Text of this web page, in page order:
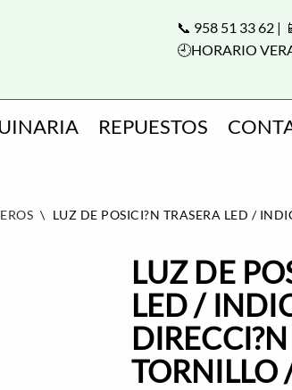
📞 958 51 33 62 |
🕘HORARIO
REPUESTOS
\ LUZ DE POSICI?N TRASERA LED /
LUZ DE
LED /